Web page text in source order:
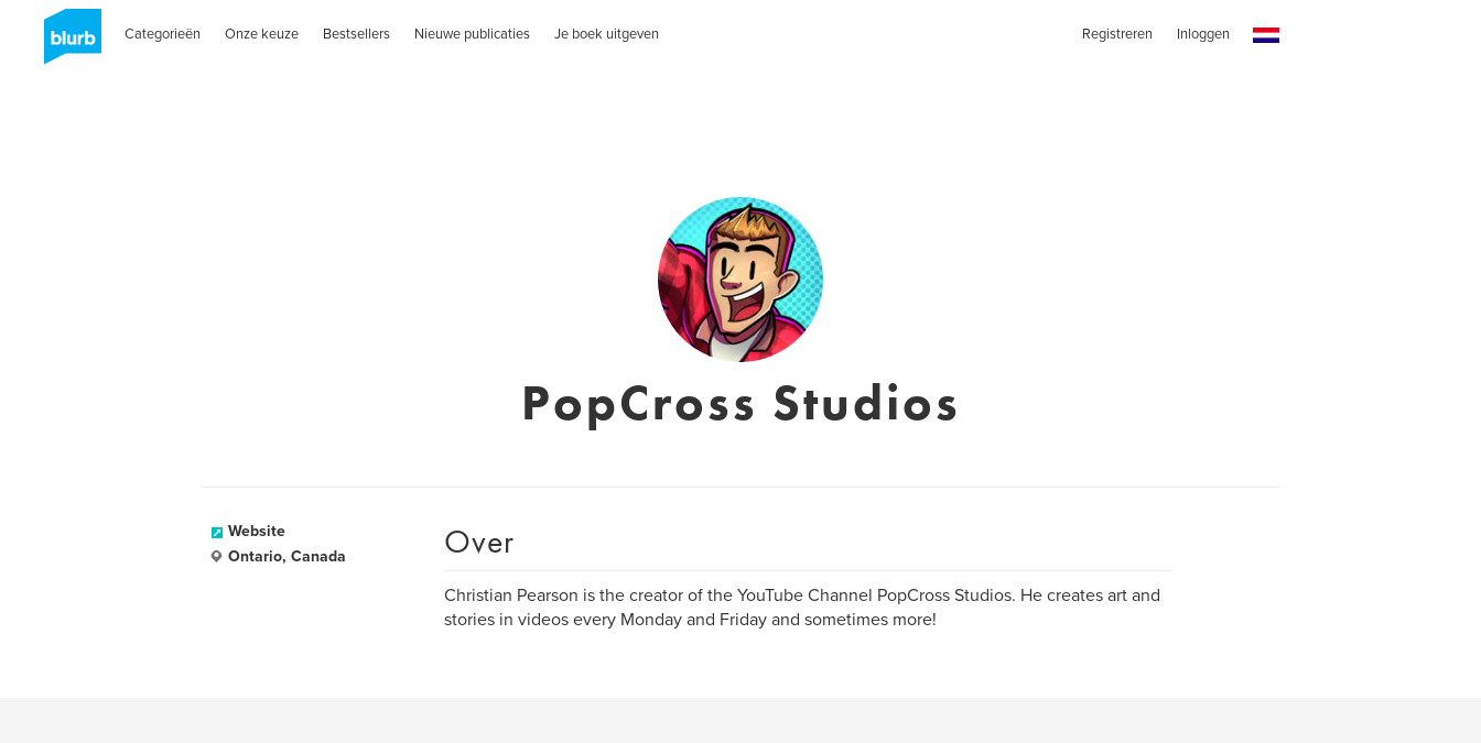
Categorieën Onze keuze Bestsellers Nieuwe publicaties Je boek uitgeven Registreren Inloggen
PopCross Studios
Website
Ontario, Canada
Over
Christian Pearson is the creator of the YouTube Channel PopCross Studios. He creates art and
stories in videos every Monday and Friday and sometimes more!